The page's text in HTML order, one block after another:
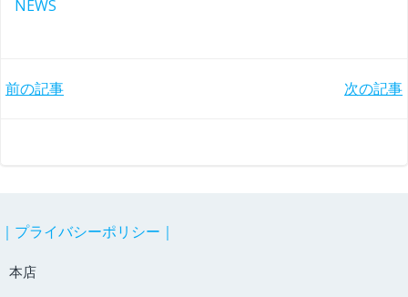
NEWS
Post
前の記事 次の記事
｜プライバシーポリシー｜
本店